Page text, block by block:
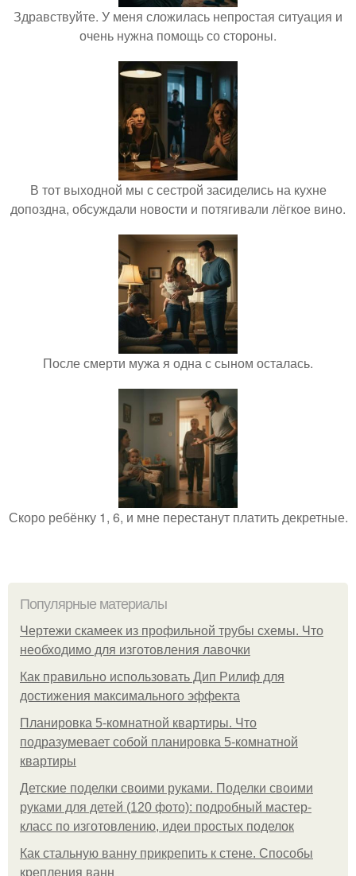
Здравствуйте. У меня сложилась непростая ситуация и
очень нужна помощь со стороны.
В тот выходной мы с сестрой засиделись на кухне
допоздна, обсуждали новости и потягивали лёгкое вино.
После смерти мужа я одна с сыном осталась.
Скоро ребёнку 1, 6, и мне перестанут платить декретные.
Популярные материалы
Чертежи скамеек из профильной трубы схемы. Что
необходимо для изготовления лавочки
Как правильно использовать Дип Рилиф для
достижения максимального эффекта
Планировка 5-комнатной квартиры. Что
подразумевает собой планировка 5-комнатной
квартиры
Детские поделки своими руками. Поделки своими
руками для детей (120 фото): подробный мастер-
класс по изготовлению, идеи простых поделок
Как стальную ванну прикрепить к стене. Способы
крепления ванн